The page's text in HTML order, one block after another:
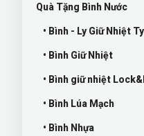
Quà Tặng Bình Nước
• Bình - Ly Giữ Nhiệt
• Bình Giữ Nhiệt
• Bình giữ nhiệt
• Bình Lúa Mạch
• Bình Nhựa